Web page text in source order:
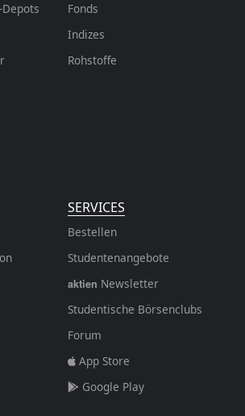
Fonds
Indizes
Rohstoffe
SERVICES
Bestellen
Studentenangebote
aktien Newsletter
Studentische Börsenclubs
Forum
App Store
Google Play